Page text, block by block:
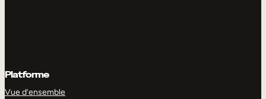
Platforme
Vue d’ensemble